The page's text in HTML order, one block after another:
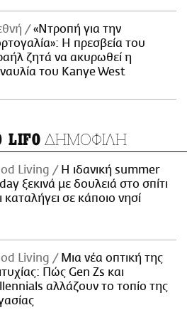
«Ντροπή για την
Η πρεσβεία του
ζητά να ακυρωθεί η
του Kanye West
LIFO ΔΗΜΟΦΙΛΗ
Living
Η ιδανική summer
ξεκινά με δουλειά στο σπίτι
καταλήγει σε κάποιο νησί
Living
Μια νέα οπτική της
Πώς Gen Zs και
αλλάζουν το τοπίο της